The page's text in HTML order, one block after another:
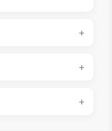
+
+
+